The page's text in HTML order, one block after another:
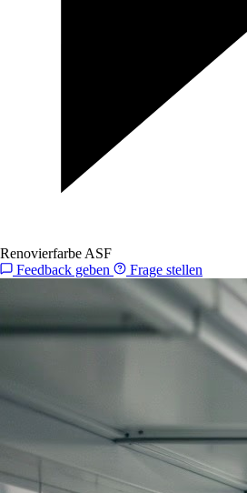
Renovierfarbe ASF
Feedback geben
Frage stellen